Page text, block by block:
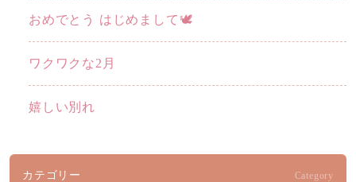
おめでとう はじめまして🕊️
ワクワクな2月
嬉しい別れ
カテゴリー Category